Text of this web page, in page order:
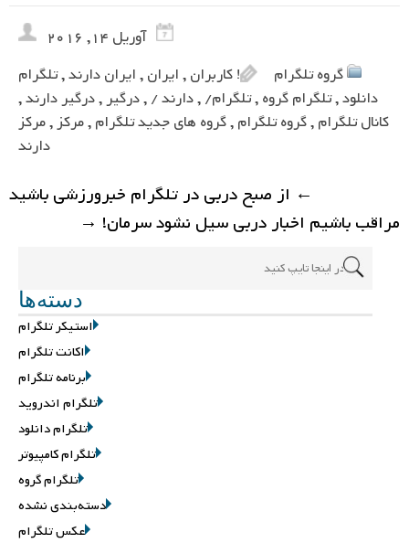
آوریل 14, 2016
گروه تلگرام
! کاربران,ایران,ایران دارند,تلگرام
دانلود,تلگرام گروه,تلگرام/,دارند /,درگیر,درگیر دارند,
کانال تلگرام,گروه تلگرام,گروه های جدید تلگرام,مرکز,مرکز
دارند
←از صبح دربی در تلگرام خبرورزشی باشید
مراقب باشیم اخبار دربی سیل نشود سرمان!→
دسته‌ها
استیکر تلگرام
اکانت تلگرام
برنامه تلگرام
تلگرام اندروید
تلگرام دانلود
تلگرام کامپیوتر
تلگرام گروه
دسته‌بندی نشده
عکس تلگرام